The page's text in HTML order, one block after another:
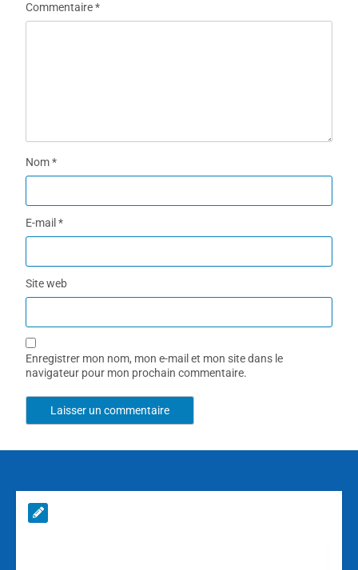
Commentaire*
Nom*
E-mail*
Site web
Enregistrer mon nom, mon e-mail et mon site dans le
navigateur pour mon prochain commentaire.